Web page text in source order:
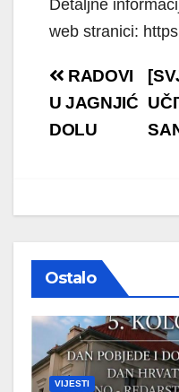
Detaljne
web stranici:
objava
RADOVI
U JAGNJIĆ
DOLU
Ostalo
VIJESTI